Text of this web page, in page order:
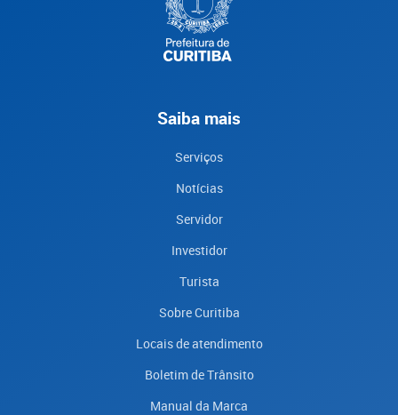
Saiba mais
Serviços
Notícias
Servidor
Investidor
Turista
Sobre Curitiba
Locais de atendimento
Boletim de Trânsito
Manual da Marca